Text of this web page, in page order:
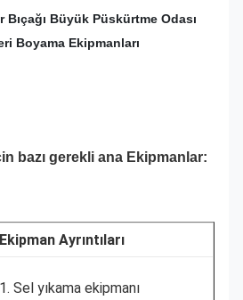
Büyük Püskürtme Odası
Boyama Ekipmanları
bazı gerekli ana Ekipmanlar:
Ekipman Ayrıntıları
1. Sel yıkama ekipmanı